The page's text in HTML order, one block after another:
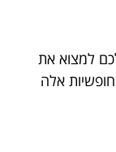
למצוא את
אלה